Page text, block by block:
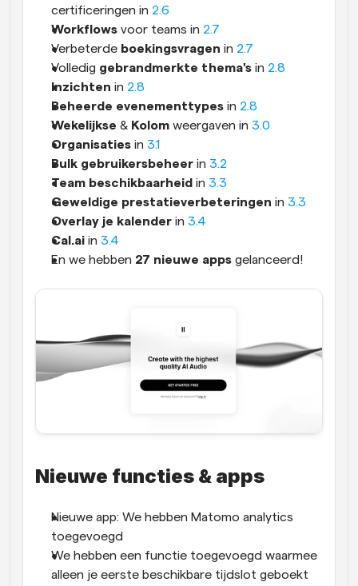
certificeringen in 2.6
Workflows voor teams in 2.7
Verbeterde boekingsvragen in 2.7
Volledig gebrandmerkte thema's in 2.8
Inzichten in 2.8
Beheerde evenementtypes in 2.8
Wekelijkse & Kolom weergaven in 3.0
Organisaties in 3.1
Bulk gebruikersbeheer in 3.2
Team beschikbaarheid in 3.3
Geweldige prestatieverbeteringen in 3.3
Overlay je kalender in 3.4
Cal.ai in 3.4
En we hebben 27 nieuwe apps gelanceerd!
Nieuwe functies & apps
Nieuwe app: We hebben Matomo analytics
toegevoegd
We hebben een functie toegevoegd waarmee
alleen je eerste beschikbare tijdslot geboekt